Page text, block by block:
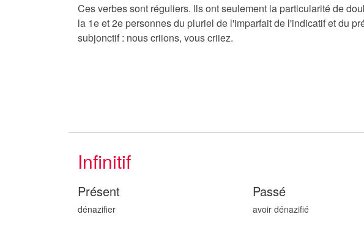
Ces verbes sont réguliers. Ils ont seulement la particularité de
la 1e et 2e personnes du pluriel de l'imparfait de l'indicatif et du
subjonctif : nous criions, vous criiez.
Infinitif
Présent
dénazifier
Passé
avoir dénazifié